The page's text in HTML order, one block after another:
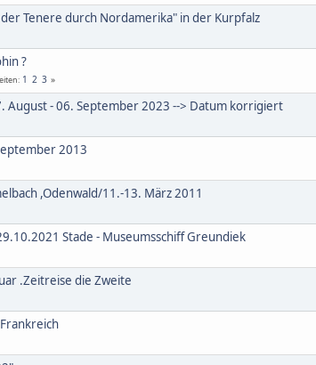
Tenere durch Nordamerika" in der Kurpfalz
?
1 2 3
August - 06. September 2023 --> Datum korrigiert
2013
,Odenwald/11.-13. März 2011
Stade - Museumsschiff Greundiek
.Zeitreise die Zweite